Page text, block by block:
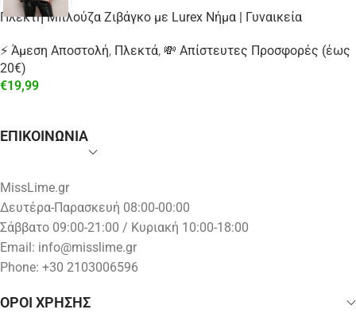
Πλεκτή Μπλούζα Ζιβάγκο με Lurex Νήμα | Γυναικεία
⚡ Άμεση Αποστολή, Πλεκτά, 💸 Απίστευτες Προσφορές (έως
20€)
€19,99
ΕΠΙΚΟΙΝΩΝΙΑ
MissLime.gr
Δευτέρα-Παρασκευή 08:00-00:00
Σάββατο 09:00-21:00 / Κυριακή 10:00-18:00
Email: info@misslime.gr
Phone: +30 2103006596
ΟΡΟΙ ΧΡΗΣΗΣ